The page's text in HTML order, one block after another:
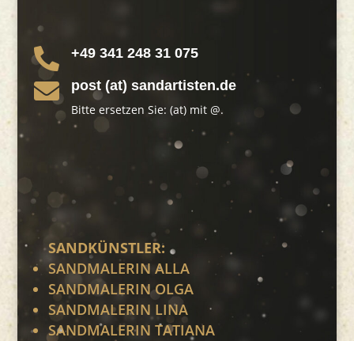
 +49 341 248 31 075
 post (at) sandartisten.de
Bitte ersetzen Sie: (at) mit @.
SANDKÜNSTLER:
SANDMALERIN ALLA
SANDMALERIN OLGA
SANDMALERIN LINA
SANDMALERIN TATIANA